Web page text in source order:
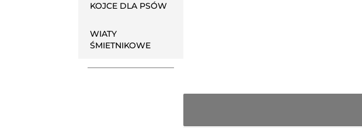
KOJCE DLA PSÓW
WIATY
ŚMIETNIKOWE